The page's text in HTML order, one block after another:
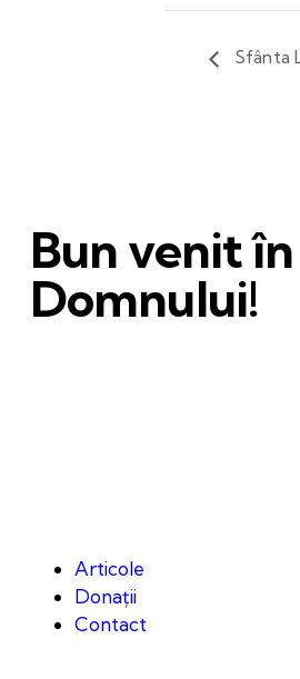
Sfânta
Bun venit în
Domnului!
Articole
Donații
Contact